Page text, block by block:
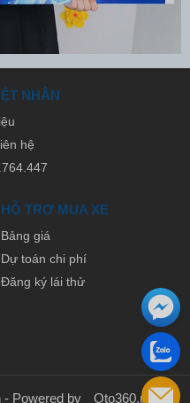
NHÂN
hệ
HỖ TRỢ MUA XE
Bảng giá
Dự toán chi phí
Đăng ký lái thử
- Powered by Oto360.net